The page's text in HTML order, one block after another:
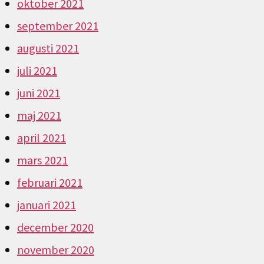
oktober 2021
september 2021
augusti 2021
juli 2021
juni 2021
maj 2021
april 2021
mars 2021
februari 2021
januari 2021
december 2020
november 2020